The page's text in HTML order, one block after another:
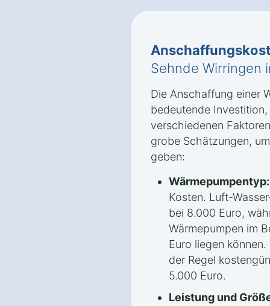
Sehnde Wirringen
Die Anschaffung einer
bedeutende
verschiedenen
grobe Schätzungen,
geben:
Wärmepumpentyp:
Kosten. Luft-
bei 8.000 Euro,
Wärmepumpen im
Euro liegen
der Regel
5.000 Euro.
Leistung und